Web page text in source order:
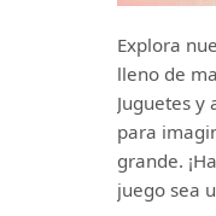
Explora
lleno de
Juguetes y
para
grande.
juego sea